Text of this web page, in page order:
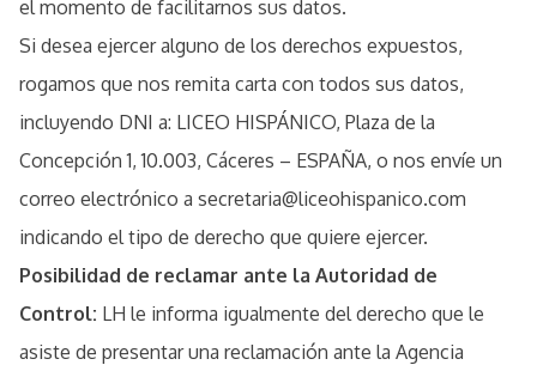
el momento de facilitarnos sus datos.
Si desea ejercer alguno de los derechos expuestos,
rogamos que nos remita carta con todos sus datos,
incluyendo DNI a: LICEO HISPÁNICO, Plaza de la
Concepción 1, 10.003, Cáceres – ESPAÑA, o nos envíe un
correo electrónico a secretaria@liceohispanico.com
indicando el tipo de derecho que quiere ejercer.
Posibilidad de reclamar ante la Autoridad de
Control: LH le informa igualmente del derecho que le
asiste de presentar una reclamación ante la Agencia